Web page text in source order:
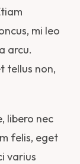
mi leo
arcu.
tellus non,
libero nec
felis, eget
varius